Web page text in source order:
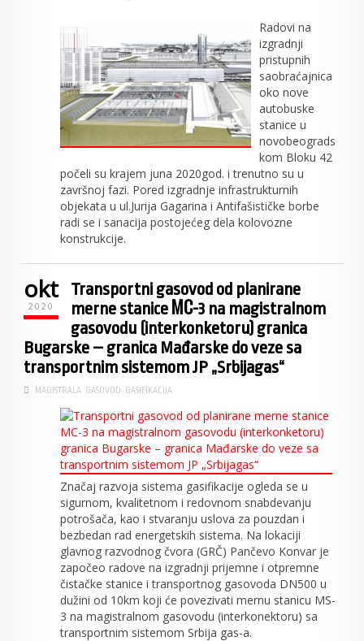
Radovi na
izgradnji
pristupnih
saobraćajnica
oko nove
autobuske
stanice u
novobeograds
kom Bloku 42
počeli su krajem juna 2020god. i trenutno su u
završnoj fazi. Pored izgradnje infrastrukturnih
objekata u ul.Jurija Gagarina i Antifašističke borbe
radi se i sanacija postojećeg dela kolovozne
konstrukcije.
okt
2020
Transportni gasovod od planirane
merne stanice МС-3 na magistralnom
gasovodu (interkonketoru) granica
Bugarske – granica Mađarske do veze sa
transportnim sistemom JP „Srbijagas“
MAGISTRALA GASOVOD GASIFIKACIJA
Značaj razvoja sistema gasifikacije ogleda se u
sigurnom, kvalitetnom i redovnom snabdevanju
potrošača, kao i stvaranju uslova za pouzdan i
bezbedan rad energetskih sistema. Na lokaciji
glavnog razvodnog čvora (GRČ) Pančevo Konvar je
započeo radove na izgradnji prijemne i otpremne
čistačke stanice i transportnog gasovoda DN500 u
dužini od 10km koji će povezivati mernu stanicu MS-
3 na magistralnom gasovodu (interkonektoru) sa
transportnim sistemom Srbija gas-a.